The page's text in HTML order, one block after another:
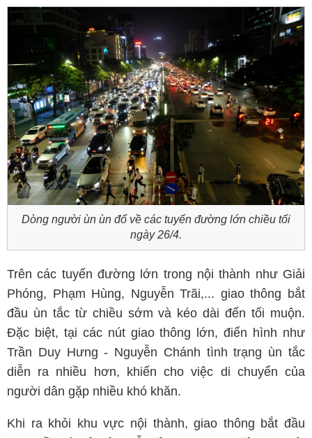
Dòng người ùn ùn đổ về các tuyến đường lớn chiều tối
ngày 26/4.
Trên các tuyến đường lớn trong nội thành như Giải
Phóng, Phạm Hùng, Nguyễn Trãi,... giao thông bắt
đầu ùn tắc từ chiều sớm và kéo dài đến tối muộn.
Đặc biệt, tại các nút giao thông lớn, điển hình như
Trần Duy Hưng - Nguyễn Chánh tình trạng ùn tắc
diễn ra nhiều hơn, khiến cho việc di chuyển của
người dân gặp nhiều khó khăn.
Khi ra khỏi khu vực nội thành, giao thông bắt đầu